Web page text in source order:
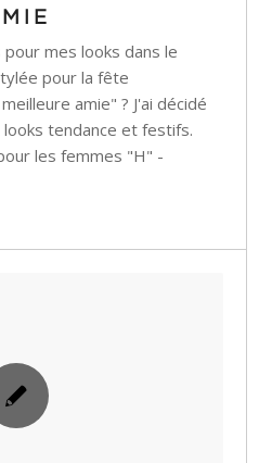
mes looks dans le
pour la fête
amie" ? J'ai décidé
tendance et festifs.
les femmes "H" -